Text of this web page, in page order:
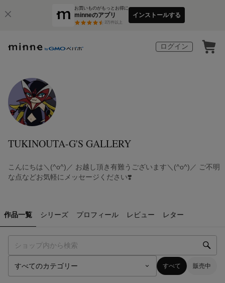
お買いものがもっとお得に
minneのアプリ
3万件以上
インストールする
ログイン
TUKINOUTA-G'S GALLERY
こんにちは＼(^o^)／ お越し頂き有難うございます＼(^o^)／ ご不明
な点などお気軽にメッセージください❣️
作品一覧 シリーズ プロフィール レビュー レター
すべて 販売中